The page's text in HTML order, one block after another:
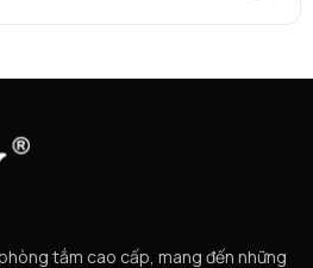
tắm cao cấp, mang đến những